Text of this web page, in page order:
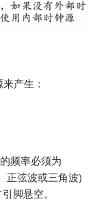
产生：
频率必须为
正弦波或三角波)
脚悬空。